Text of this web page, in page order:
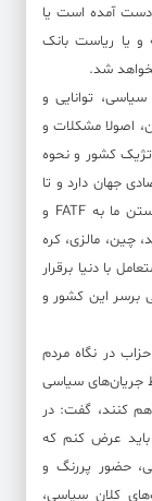
دست آمده است یا
و یا ریاست بانک
شد.
توانایی و
اصولا مشکلات و
کشور و نحوه
جهان دارد و تا
آن مسائل حل نشود، از جمله موضوع برجام و پیوستن ما به FATF و
چین، مالزی، کره
با دنیا برقرار
برسر این کشور و
در نگاه مردم
جریان‌های سیاسی
کنند، گفت: در
باید عرض کنم که
حضور پررنگ و
کلان سیاسی،